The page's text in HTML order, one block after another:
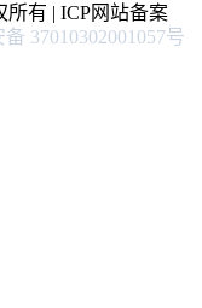
有 | ICP网站备案
37010302001057号